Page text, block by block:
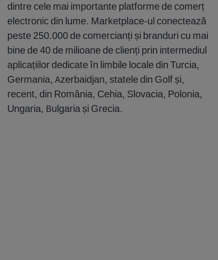
dintre cele mai importante platforme de comerț
electronic din lume. Marketplace-ul conectează
peste 250.000 de comercianți și branduri cu mai
bine de 40 de milioane de clienți prin intermediul
aplicațiilor dedicate în limbile locale din Turcia,
Germania, Azerbaidjan, statele din Golf și,
recent, din România, Cehia, Slovacia, Polonia,
Ungaria, Bulgaria și Grecia.